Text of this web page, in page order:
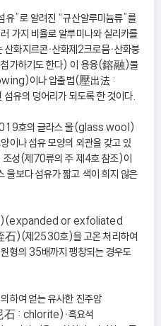
유”로 알려진 “규산알루미늄류”를
가지 비율로 알루미나와 실리카를
화지르콘ㆍ산화제2크로뮴ㆍ산화붕
첨가하기도 한다) 이 용융(鎔融)물
이나 압출법(壓出法 :
유의 덩어리가 되도록 한 것이다.
호의 글라스 울(glass wool)
이나 섬유 모양의 외관을 갖고 있
조성(제70류의 주 제4호 참조)이
울보다 섬유가 짧고 색이 희지 않은
)(expanded or exfoliated
)(제2530호)을 고온 처리하여
형의 35배까지 팽창되는 경우도
하여 얻는 유사한 진주암
: chlorite)ㆍ흑요석